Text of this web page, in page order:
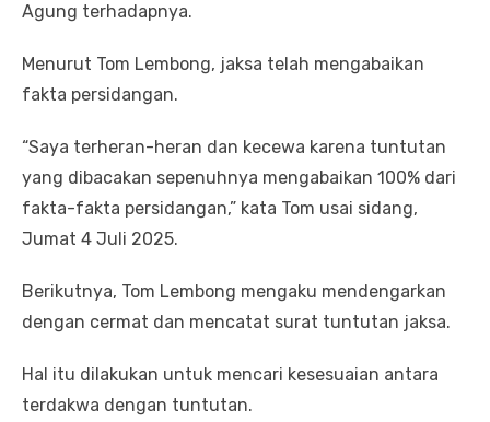
Agung terhadapnya.
Menurut Tom Lembong, jaksa telah mengabaikan
fakta persidangan.
“Saya terheran-heran dan kecewa karena tuntutan
yang dibacakan sepenuhnya mengabaikan 100% dari
fakta-fakta persidangan,” kata Tom usai sidang,
Jumat 4 Juli 2025.
Berikutnya, Tom Lembong mengaku mendengarkan
dengan cermat dan mencatat surat tuntutan jaksa.
Hal itu dilakukan untuk mencari kesesuaian antara
terdakwa dengan tuntutan.